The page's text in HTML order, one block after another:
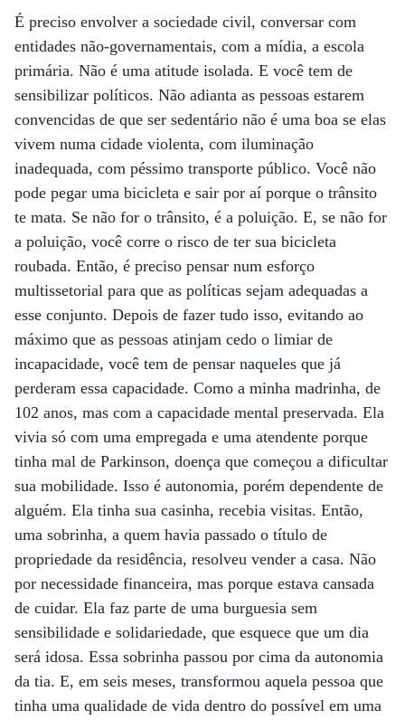
É preciso envolver a sociedade civil, conversar com
entidades não-governamentais, com a mídia, a escola
primária. Não é uma atitude isolada. E você tem de
sensibilizar políticos. Não adianta as pessoas estarem
convencidas de que ser sedentário não é uma boa se elas
vivem numa cidade violenta, com iluminação
inadequada, com péssimo transporte público. Você não
pode pegar uma bicicleta e sair por aí porque o trânsito
te mata. Se não for o trânsito, é a poluição. E, se não for
a poluição, você corre o risco de ter sua bicicleta
roubada. Então, é preciso pensar num esforço
multissetorial para que as políticas sejam adequadas a
esse conjunto. Depois de fazer tudo isso, evitando ao
máximo que as pessoas atinjam cedo o limiar de
incapacidade, você tem de pensar naqueles que já
perderam essa capacidade. Como a minha madrinha, de
102 anos, mas com a capacidade mental preservada. Ela
vivia só com uma empregada e uma atendente porque
tinha mal de Parkinson, doença que começou a dificultar
sua mobilidade. Isso é autonomia, porém dependente de
alguém. Ela tinha sua casinha, recebia visitas. Então,
uma sobrinha, a quem havia passado o título de
propriedade da residência, resolveu vender a casa. Não
por necessidade financeira, mas porque estava cansada
de cuidar. Ela faz parte de uma burguesia sem
sensibilidade e solidariedade, que esquece que um dia
será idosa. Essa sobrinha passou por cima da autonomia
da tia. E, em seis meses, transformou aquela pessoa que
tinha uma qualidade de vida dentro do possível em uma